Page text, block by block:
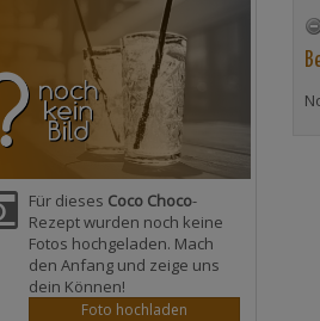
Für dieses Coco Choco-
Rezept wurden noch keine
Fotos hochgeladen. Mach
den Anfang und zeige uns
dein Können!
Foto hochladen